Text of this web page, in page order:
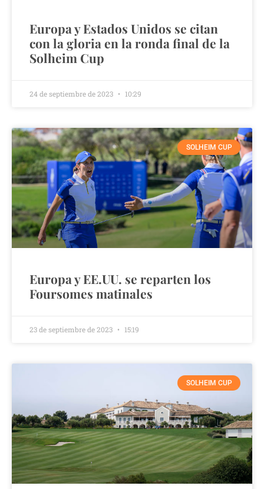
Europa y Estados Unidos se citan
con la gloria en la ronda final de la
Solheim Cup
24 de septiembre de 2023 10:29
SOLHEIM CUP
Europa y EE.UU. se reparten los
Foursomes matinales
23 de septiembre de 2023 15:19
SOLHEIM CUP